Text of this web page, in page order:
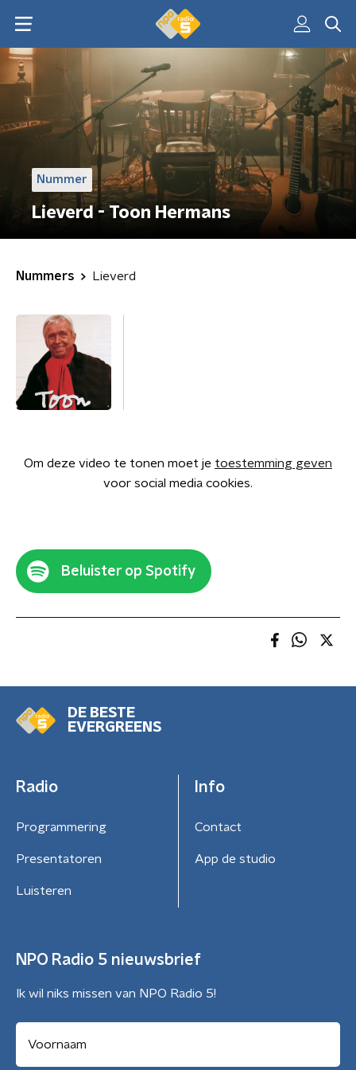
Nummer
Lieverd - Toon Hermans
Nummers Lieverd
Om deze video te tonen moet je toestemming geven
voor social media cookies.
Beluister op Spotify
DE BESTE
EVERGREENS
Radio
Programmering
Presentatoren
Luisteren
Info
Contact
App de studio
NPO Radio 5 nieuwsbrief
Ik wil niks missen van NPO Radio 5!